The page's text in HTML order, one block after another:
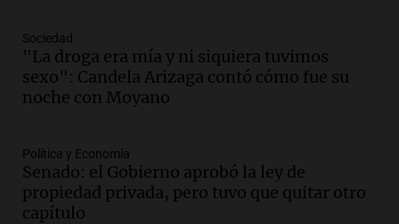
Este-Oeste de Salta
Panorama Federal
Episodios
Audio. La justicia reconoce el COVID
Panorama Federal
Episodios
Audio. Encuentran cuerpo en el Riacho
Santa Fe: se trataría de un hombre
Sociedad
"La droga era mía y ni siquiera tuvimos
sexo": Candela Arizaga contó cómo fue su
noche con Moyano
Política y Economía
Senado: el Gobierno aprobó la ley de
propiedad privada, pero tuvo que quitar otro
capítulo